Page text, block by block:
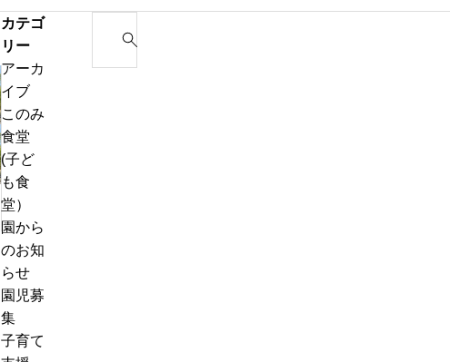
わ
ん
ぱ
く
通
信
8
月
号
＆
ぽ
ん
ち
熱
中
症
警
戒
ア
ラ
ー
ト
発
お
里
帰
り
の
お
知
ら
カテゴ
リー
アーカ
イブ
このみ
食堂
(子ど
も食
堂）
園から
のお知
らせ
園児募
集
子育て
a